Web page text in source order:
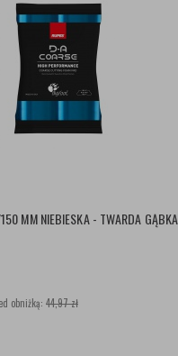
MM NIEBIESKA - TWARDA
obniżką: 44,97 zł